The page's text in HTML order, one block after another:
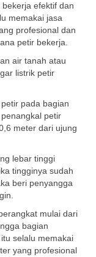
efektif dan
memakai jasa
profesional dan
petir bekerja.
air tanah atau
listrik petir
pada bagian
petir
meter dari ujung
lebar tinggi
tingginya sudah
beri penyangga
mulai dari
bagian
selalu memakai
yang profesional